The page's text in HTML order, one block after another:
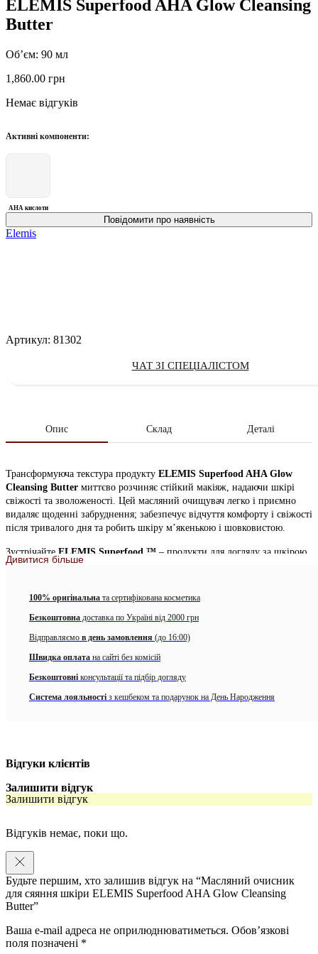
ELEMIS Superfood AHA Glow Cleansing
Butter
Об’єм: 90 мл
1,860.00 грн
Немає відгуків
Активні компоненти:
AHA кислоти
Elemis
Артикул: 81302
ЧАТ ЗІ СПЕЦІАЛІСТОМ
Опис Склад Деталі
Трансформуюча текстура продукту ELEMIS Superfood AHA Glow
Cleansing Butter миттєво розчиняє стійкий макіяж, надаючи шкірі
свіжості та зволоженості. Цей масляний очищувач легко і приємно
видаляє щоденні забруднення; забезпечує відчуття комфорту і свіжості
після тривалого дня та робить шкіру м’якенькою і шовковистою.
Зустрічайте ELEMIS Superfood ™ – продукти для догляду за шкірою,
створені за участю науки та досвіду, що втілюють силу суперфудів. Ці
мінералами, живлять шкіру та відновлюють її захисний бар’єр.
Цей комфортний масляний очищувач ідеально підходить для всіх
Глибоке очищення : Для забезпечення інтенсивного очищення.
Зняття макіяжу: Швидке та ефективне видалення макіяжу.
Зволожуюча маска: Використовуйте для подвійної дії – очищення
Забезпечує відчуття глибокого очищення, освіжаючи шкіру.
Легко видаляє щоденні забруднення, допомагаючи зберегти
шкіру чистою.
видалення легким та швидким.
доглянутою.
Забезпечує здоровий вигляд та відчуття зволоженості шкіри,
Активні компоненти:
Дивитися більше
100% оригінальна та сертифікована косметика
Безкоштовна доставка по Україні від 2000 грн
Відправляємо в день замовлення (до 16:00)
Швидка оплата на сайті без комісій
Безкоштовні консультації та підбір догляду
Система лояльності з кешбеком та подарунок на День Народження
Відгуки клієнтів
Залишити відгук
Залишити відгук
Відгуків немає, поки що.
Будьте першим, хто залишив відгук на “Масляний очисник
для сяяння шкіри ELEMIS Superfood AHA Glow Cleansing
Butter”
Ваша e-mail адреса не оприлюднюватиметься. Обов’язкові
поля позначені *